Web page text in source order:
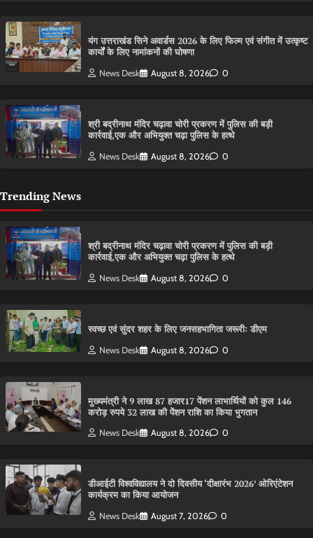
यंग उत्तराखंड सिने अवार्डस 2026 के लिए फिल्म एवं संगीत में उत्कृष्ट
कार्यों के लिए नामांकनों की घोषणा
News Desk August 8, 2026 0
श्री बद्रीनाथ मंदिर चढ़ावा चोरी प्रकरण में पुलिस की बड़ी
कार्रवाई,एक और अभियुक्त चढ़ा पुलिस के हत्थे
News Desk August 8, 2026 0
Trending News
श्री बद्रीनाथ मंदिर चढ़ावा चोरी प्रकरण में पुलिस की बड़ी
कार्रवाई,एक और अभियुक्त चढ़ा पुलिस के हत्थे
News Desk August 8, 2026 0
स्वच्छ एवं सुंदर शहर के लिए जनसहभागिता जरूरीः डीएम
News Desk August 8, 2026 0
मुख्यमंत्री ने 9 लाख 87 हजार17 पेंशन लाभार्थियों को कुल 146
करोड़ रुपये 32 लाख की पेंशन राशि का किया भुगतान
News Desk August 8, 2026 0
डीआईटी विश्वविद्यालय ने दो दिवसीय ‘दीक्षारंभ 2026’ ओरिएंटेशन
कार्यक्रम का किया आयोजन
News Desk August 7, 2026 0